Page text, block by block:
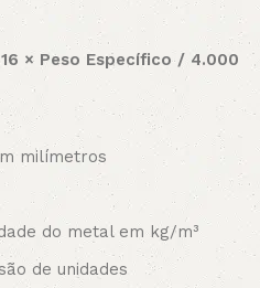
× Peso Específico / 4.000
milímetros
do metal em kg/m³
de unidades